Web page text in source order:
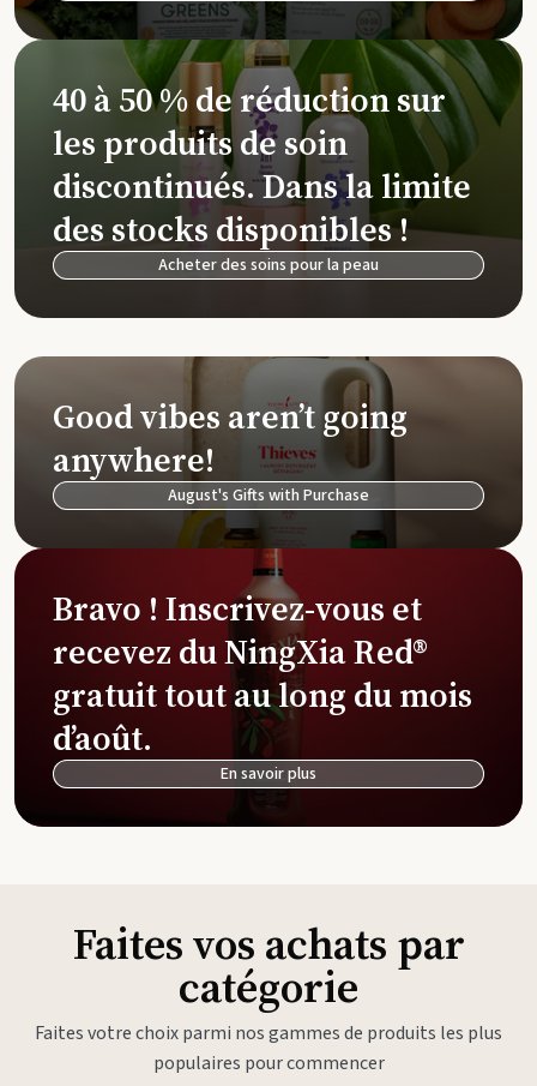
40 à 50 % de réduction sur
les produits de soin
discontinués. Dans la limite
des stocks disponibles !
Acheter des soins pour la peau
Good vibes aren’t going
anywhere!
August's Gifts with Purchase
Bravo ! Inscrivez-vous et
recevez du NingXia Red®
gratuit tout au long du mois
d’août.
En savoir plus
Faites vos achats par
catégorie
Faites votre choix parmi nos gammes de produits les plus
populaires pour commencer